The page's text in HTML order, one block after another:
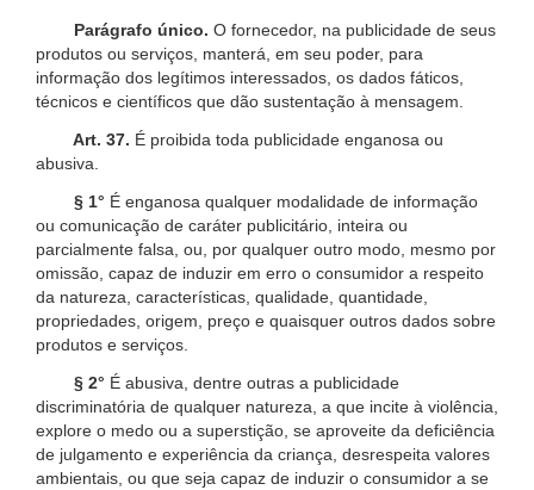
Parágrafo único. O fornecedor, na publicidade de seus
produtos ou serviços, manterá, em seu poder, para
informação dos legítimos interessados, os dados fáticos,
técnicos e científicos que dão sustentação à mensagem.
Art. 37. É proibida toda publicidade enganosa ou
abusiva.
§ 1° É enganosa qualquer modalidade de informação
ou comunicação de caráter publicitário, inteira ou
parcialmente falsa, ou, por qualquer outro modo, mesmo por
omissão, capaz de induzir em erro o consumidor a respeito
da natureza, características, qualidade, quantidade,
propriedades, origem, preço e quaisquer outros dados sobre
produtos e serviços.
§ 2° É abusiva, dentre outras a publicidade
discriminatória de qualquer natureza, a que incite à violência,
explore o medo ou a superstição, se aproveite da deficiência
de julgamento e experiência da criança, desrespeita valores
ambientais, ou que seja capaz de induzir o consumidor a se